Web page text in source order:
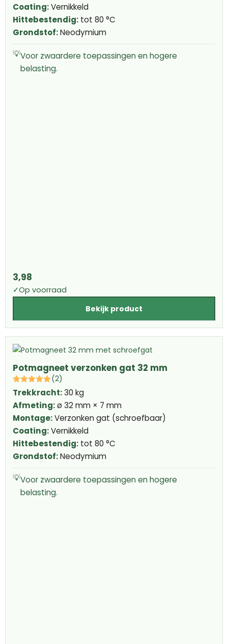
Coating:Vernikkeld
Hittebestendig: tot 80 °C
Grondstof:Neodymium
💡Voor zwaardere toepassingen en hogere
belasting.
3,98
✓Op voorraad
Bekijk product
Potmagneet verzonken gat 32 mm
(2)
Trekkracht:30 kg
Afmeting:ø 32 mm × 7 mm
Montage:Verzonken gat (schroefbaar)
Coating:Vernikkeld
Hittebestendig: tot 80 °C
Grondstof:Neodymium
💡Voor zwaardere toepassingen en hogere
belasting.